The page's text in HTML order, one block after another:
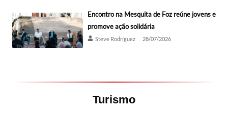
Encontro na Mesquita de Foz reúne jovens e
promove ação solidária
Steve Rodríguez 28/07/2026
Turismo